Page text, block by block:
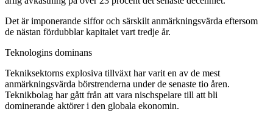
Det är imponerande siffor och särskilt anmärkningsvärda eftersom
de nästan fördubblar kapitalet vart tredje år.
Teknologins dominans
Tekniksektorns explosiva tillväxt har varit en av de mest
anmärkningsvärda börstrenderna under de senaste tio åren.
Teknikbolag har gått från att vara nischspelare till att bli
dominerande aktörer i den globala ekonomin.